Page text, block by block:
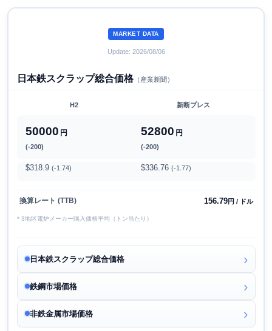
MARKET DATA
Update: 2026/08/06
日本鉄スクラップ総合価格（産業新聞）
H2 新断プレス
50000 円
(-200)
52800 円
(-200)
$318.9 (-1.74) $336.76 (-1.77)
換算レート (TTB) 156.79円 / ドル
* 3地区電炉メーカー購入価格平均（トン当たり）
日本鉄スクラップ総合価格
鉄鋼市場価格
非鉄金属市場価格